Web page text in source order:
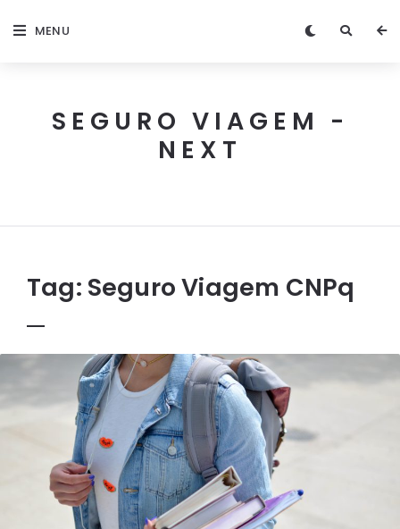
MENU
SEGURO VIAGEM -
NEXT
Tag: Seguro Viagem CNPq